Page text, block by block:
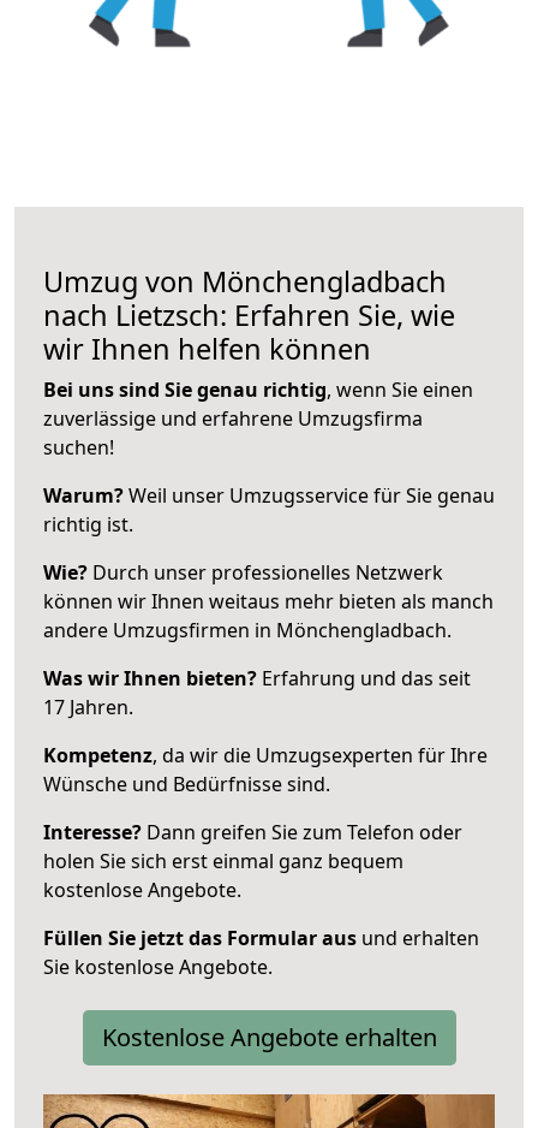
Umzug von Mönchengladbach
nach Lietzsch: Erfahren Sie, wie
wir Ihnen helfen können
Bei uns sind Sie genau richtig, wenn Sie einen
zuverlässige und erfahrene Umzugsfirma
suchen!
Warum?Weil unser Umzugsservice für Sie genau
richtig ist.
Wie? Durch unser professionelles Netzwerk
können wir Ihnen weitaus mehr bieten als manch
andere Umzugsfirmen in Mönchengladbach.
Was wir Ihnen bieten? Erfahrung und das seit
17 Jahren.
Kompetenz, da wir die Umzugsexperten für Ihre
Wünsche und Bedürfnisse sind.
Interesse? Dann greifen Sie zum Telefon oder
holen Sie sich erst einmal ganz bequem
kostenlose Angebote.
Füllen Sie jetzt das Formular aus und erhalten
Sie kostenlose Angebote.
Kostenlose Angebote erhalten